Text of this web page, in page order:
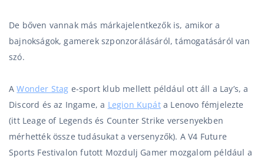
De bőven vannak más márkajelentkezők is, amikor a
bajnokságok, gamerek szponzorálásáról, támogatásáról van
szó.
AWonder Stag e-sport klub mellett például ott áll a Lay’s, a
Discord és az Ingame, a Legion Kupáta Lenovo fémjelezte
(itt Leage of Legends és Counter Strike versenyekben
mérhették össze tudásukat a versenyzők). A V4 Future
Sports Festivalon futott Mozdulj Gamer mozgalom például a